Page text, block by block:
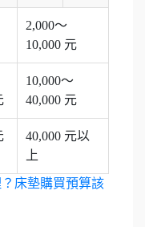
2,000～
10,000 元
10,000～
40,000 元
40,000 元以
上
床墊購買預算該